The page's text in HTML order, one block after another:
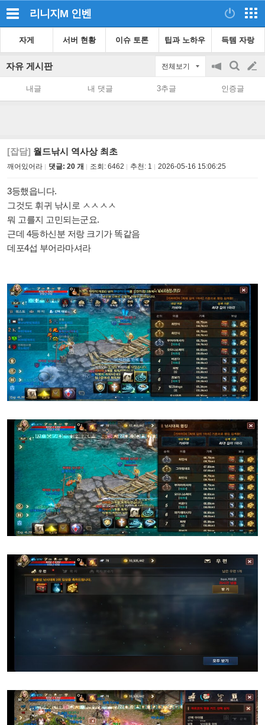
리니지M 인벤
자게 서버 현황 이슈 토론 팁과 노하우 득템 자랑
자유 게시판 전체보기
공
on/off
검
색
글
쓰
내글 내 댓글 3추글 인증글
[잡담] 월드낚시 역사상 최초
깨어있어라 댓글: 20 개 조회: 6462 추천: 1 2026-05-16 15:06:25
3등했읍니다.
그것도 휘귀 낚시로 ㅅㅅㅅㅅ
뭐 고를지 고민되는군요.
근데 4등하신분 저랑 크기가 똑같음
데포4섭 부어라마셔라